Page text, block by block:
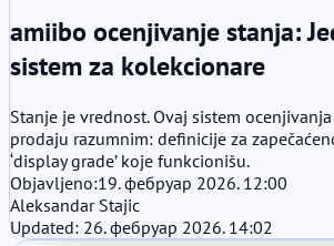
amiibo ocenjivanje stanja:
sistem za kolekcionare
Stanje je vrednost. Ovaj sistem
prodaju razumnim: definicije za
‘display grade’ koje funkcionišu.
Objavljeno:19. фебруар 2026. 12:00
Aleksandar Stajic
Updated: 26. фебруар 2026. 14:02